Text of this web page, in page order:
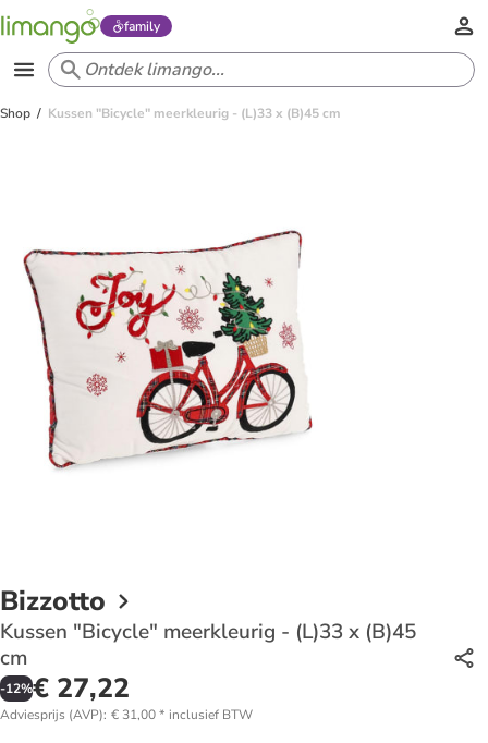
family
Shop Kussen "Bicycle" meerkleurig - (L)33 x (B)45 cm
Bizzotto
Kussen "Bicycle" meerkleurig - (L)33 x (B)45
cm
-12%€ 27,22
Adviesprijs (AVP): € 31,00* inclusief BTW